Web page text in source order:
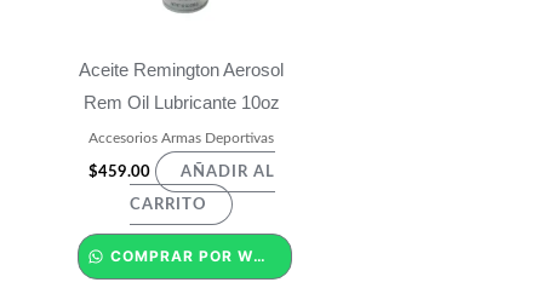
Aceite Remington Aerosol
Rem Oil Lubricante 10oz
Accesorios Armas Deportivas
$459.00 AÑADIR AL
CARRITO
COMPRAR POR WHATSAPP